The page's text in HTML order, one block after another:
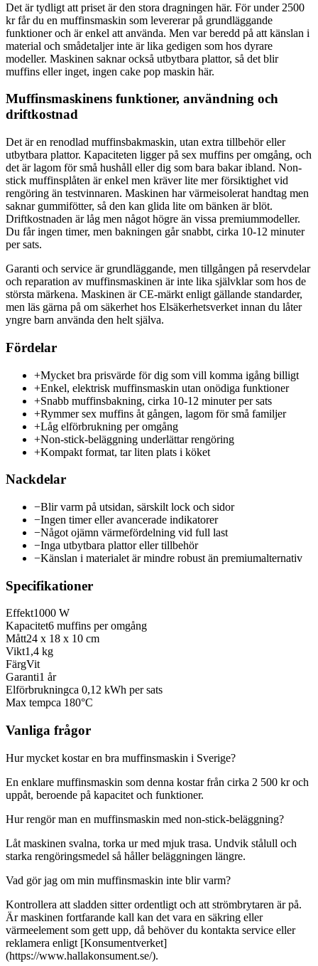
Det är tydligt att priset är den stora dragningen här. För under 2500
kr får du en muffinsmaskin som levererar på grundläggande
funktioner och är enkel att använda. Men var beredd på att känslan i
material och smådetaljer inte är lika gedigen som hos dyrare
modeller. Maskinen saknar också utbytbara plattor, så det blir
muffins eller inget, ingen cake pop maskin här.
Muffinsmaskinens funktioner, användning och
driftkostnad
Det är en renodlad muffinsbakmaskin, utan extra tillbehör eller
utbytbara plattor. Kapaciteten ligger på sex muffins per omgång, och
det är lagom för små hushåll eller dig som bara bakar ibland. Non-
stick muffinsplåten är enkel men kräver lite mer försiktighet vid
rengöring än testvinnaren. Maskinen har värmeisolerat handtag men
saknar gummifötter, så den kan glida lite om bänken är blöt.
Driftkostnaden är låg men något högre än vissa premiummodeller.
Du får ingen timer, men bakningen går snabbt, cirka 10-12 minuter
per sats.
Garanti och service är grundläggande, men tillgången på reservdelar
och reparation av muffinsmaskinen är inte lika självklar som hos de
största märkena. Maskinen är CE-märkt enligt gällande standarder,
men läs gärna på om säkerhet hos Elsäkerhetsverket innan du låter
yngre barn använda den helt själva.
Fördelar
+Mycket bra prisvärde för dig som vill komma igång billigt
+Enkel, elektrisk muffinsmaskin utan onödiga funktioner
+Snabb muffinsbakning, cirka 10-12 minuter per sats
+Rymmer sex muffins åt gången, lagom för små familjer
+Låg elförbrukning per omgång
+Non-stick-beläggning underlättar rengöring
+Kompakt format, tar liten plats i köket
Nackdelar
−Blir varm på utsidan, särskilt lock och sidor
−Ingen timer eller avancerade indikatorer
−Något ojämn värmefördelning vid full last
−Inga utbytbara plattor eller tillbehör
−Känslan i materialet är mindre robust än premiumalternativ
Specifikationer
Effekt1000 W
Kapacitet6 muffins per omgång
Mått24 x 18 x 10 cm
Vikt1,4 kg
FärgVit
Garanti1 år
Elförbrukningca 0,12 kWh per sats
Max tempca 180°C
Vanliga frågor
Hur mycket kostar en bra muffinsmaskin i Sverige?
En enklare muffinsmaskin som denna kostar från cirka 2 500 kr och
uppåt, beroende på kapacitet och funktioner.
Hur rengör man en muffinsmaskin med non-stick-beläggning?
Låt maskinen svalna, torka ur med mjuk trasa. Undvik stålull och
starka rengöringsmedel så håller beläggningen längre.
Vad gör jag om min muffinsmaskin inte blir varm?
Kontrollera att sladden sitter ordentligt och att strömbrytaren är på.
Är maskinen fortfarande kall kan det vara en säkring eller
värmeelement som gett upp, då behöver du kontakta service eller
reklamera enligt [Konsumentverket]
(https://www.hallakonsument.se/).